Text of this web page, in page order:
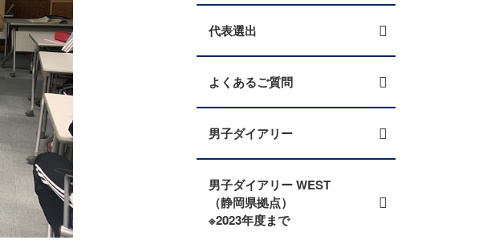
代表選出
よくあるご質問
男子ダイアリー
男子ダイアリー WEST
（静岡県拠点）
※2023年度まで